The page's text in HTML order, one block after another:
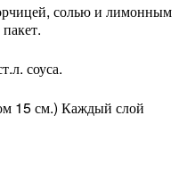
солью и лимонным
соуса.
15 см.) Каждый слой